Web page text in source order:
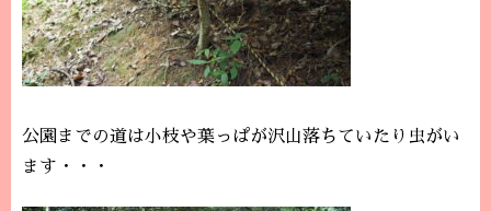
公園までの道は小枝や葉っぱが沢山落ちていたり虫がい
ます・・・